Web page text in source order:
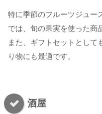
特に季節のフルーツジュー
では、旬の果実を使った商
また、ギフトセットとして
り物にも最適です。
酒屋